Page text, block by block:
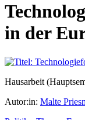
in der
Hausarbeit
Autor:in: Malte